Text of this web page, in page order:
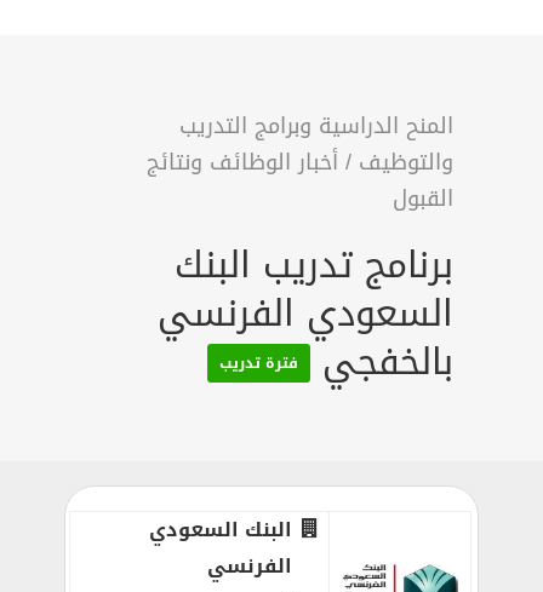
المنح الدراسية وبرامج التدريب
والتوظيف /أخبار الوظائف ونتائج
القبول
برنامج تدريب البنك
السعودي الفرنسي
بالخفجي فترة تدريب
البنك السعودي
الفرنسي